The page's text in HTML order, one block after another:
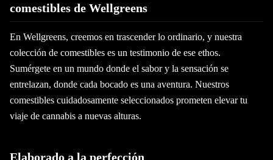
comestibles de Wellgreens
En Wellgreens, creemos en trascender lo ordinario, y nuestra
colección de comestibles es un testimonio de ese ethos.
Sumérgete en un mundo donde el sabor y la sensación se
entrelazan, donde cada bocado es una aventura. Nuestros
comestibles cuidadosamente seleccionados prometen elevar tu
viaje de cannabis a nuevas alturas.
Elaborado a la perfección